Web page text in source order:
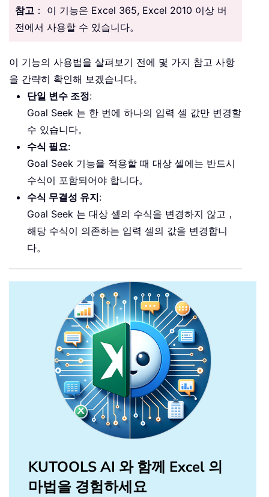
참고 ： 이 기능은 Excel 365, Excel 2010 이상 버
전에서 사용할 수 있습니다。
이 기능의 사용법을 살펴보기 전에 몇 가지 참고 사항
을 간략히 확인해 보겠습니다。
단일 변수 조정:
Goal Seek 는 한 번에 하나의 입력 셀 값만 변경할
수 있습니다。
수식 필요:
Goal Seek 기능을 적용할 때 대상 셀에는 반드시
수식이 포함되어야 합니다。
수식 무결성 유지:
Goal Seek 는 대상 셀의 수식을 변경하지 않고，
해당 수식이 의존하는 입력 셀의 값을 변경합니
다。
KUTOOLS AI 와 함께 Excel 의
마법을 경험하세요